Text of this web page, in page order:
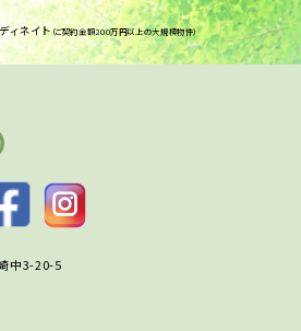
ィネイト（ご契約金額200万円以上の大規模物件）
中3-20-5